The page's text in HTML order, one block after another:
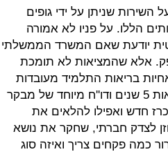
שניתן על ידי גופים
הללו. על פניו לא אמורה
יודעת שאם המשרד הממשלתי
אלא שהמציאות לא תומכת
ב־2007 כאשר הפכו אחיות בריאות התלמיד מעובדות
מדינה לעובדות של קבלן פרטי; לקח למשרד הבריאות 5 שנים ודו''ח מיוחד של מבקר
חדש ואפילו להלאים את
לצדק חברתי, שחקר את נושא
כמה פקחים צריך ואיזה סוג